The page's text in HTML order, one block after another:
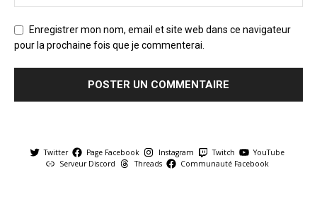
Enregistrer mon nom, email et site web dans ce navigateur
pour la prochaine fois que je commenterai.
Twitter Page Facebook Instagram Twitch
YouTube
Serveur Discord
Threads Communauté Facebook